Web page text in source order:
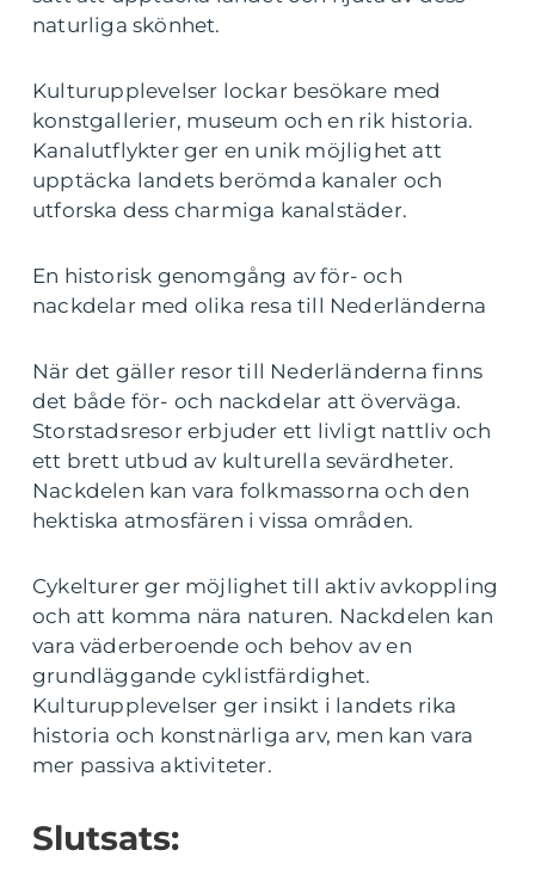
naturliga skönhet.
Kulturupplevelser lockar besökare med
konstgallerier, museum och en rik historia.
Kanalutflykter ger en unik möjlighet att
upptäcka landets berömda kanaler och
utforska dess charmiga kanalstäder.
En historisk genomgång av för- och
nackdelar med olika resa till Nederländerna
När det gäller resor till Nederländerna finns
det både för- och nackdelar att överväga.
Storstadsresor erbjuder ett livligt nattliv och
ett brett utbud av kulturella sevärdheter.
Nackdelen kan vara folkmassorna och den
hektiska atmosfären i vissa områden.
Cykelturer ger möjlighet till aktiv avkoppling
och att komma nära naturen. Nackdelen kan
vara väderberoende och behov av en
grundläggande cyklistfärdighet.
Kulturupplevelser ger insikt i landets rika
historia och konstnärliga arv, men kan vara
mer passiva aktiviteter.
Slutsats: